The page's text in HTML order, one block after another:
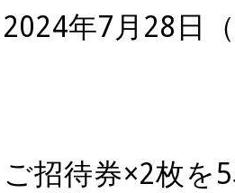
2024年7月28
招待券×2枚を